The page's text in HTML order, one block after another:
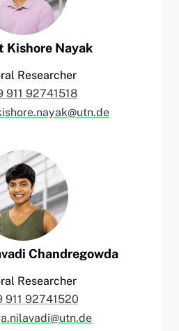
Kishore Nayak
Researcher
911 92741518
Chandregowda
Researcher
911 92741520